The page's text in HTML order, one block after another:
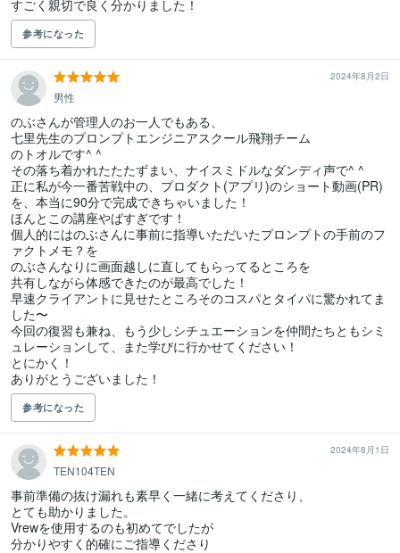
すごく親切で良く分かりました！
参考になった
2024年8月2日
男性
のぶさんが管理人のお一人でもある、
七里先生のプロンプトエンジニアスクール飛翔チーム
のトオルです^ ^
その落ち着かれたたたずまい、ナイスミドルなダンディ声で^ ^
正に私が今一番苦戦中の、プロダクト(アプリ)のショート動画(PR)
を、本当に90分で完成できちゃいました！
ほんとこの講座やばすぎです！
個人的にはのぶさんに事前に指導いただいたプロンプトの手前のフ
ァクトメモ？を
のぶさんなりに画面越しに直してもらってるところを
共有しながら体感できたのが最高でした！
早速クライアントに見せたところそのコスパとタイパに驚かれてま
した〜
今回の復習も兼ね、もう少しシチュエーションを仲間たちともシミ
ュレーションして、また学びに行かせてください！
とにかく！
参考になった
2024年8月1日
TEN104TEN
事前準備の抜け漏れも素早く一緒に考えてくださり、
とても助かりました。
Vrewを使用するのも初めてでしたが
分かりやすく的確にご指導くださり